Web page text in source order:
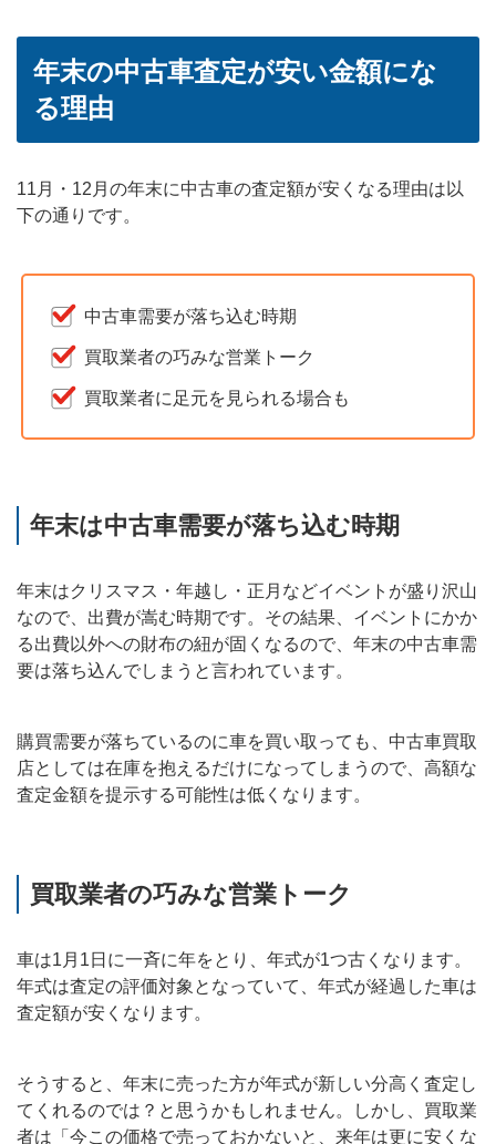
年末の中古車査定が安い金額にな
る理由
11月・12月の年末に中古車の査定額が安くなる理由は以
下の通りです。
中古車需要が落ち込む時期
買取業者の巧みな営業トーク
買取業者に足元を見られる場合も
年末は中古車需要が落ち込む時期
年末はクリスマス・年越し・正月などイベントが盛り沢山
なので、出費が嵩む時期です。その結果、イベントにかか
る出費以外への財布の紐が固くなるので、年末の中古車需
要は落ち込んでしまうと言われています。
購買需要が落ちているのに車を買い取っても、中古車買取
店としては在庫を抱えるだけになってしまうので、高額な
査定金額を提示する可能性は低くなります。
買取業者の巧みな営業トーク
車は1月1日に一斉に年をとり、年式が1つ古くなります。
年式は査定の評価対象となっていて、年式が経過した車は
査定額が安くなります。
そうすると、年末に売った方が年式が新しい分高く査定し
てくれるのでは？と思うかもしれません。しかし、買取業
者は「今この価格で売っておかないと、来年は更に安くな